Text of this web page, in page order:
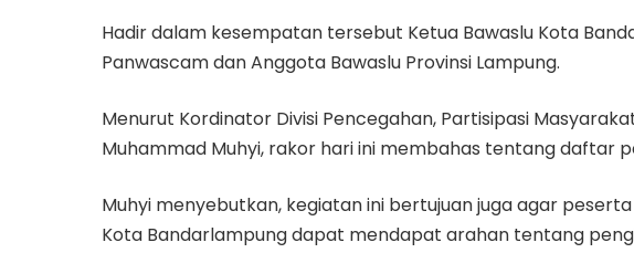
Hadir dalam kesempatan tersebut Ketua Bawaslu Kota
Panwascam dan Anggota Bawaslu Provinsi Lampung.
Menurut Kordinator Divisi Pencegahan, Partisipasi
Muhammad Muhyi, rakor hari ini membahas tentang daftar
Muhyi menyebutkan, kegiatan ini bertujuan juga agar
Kota Bandarlampung dapat mendapat arahan tentang